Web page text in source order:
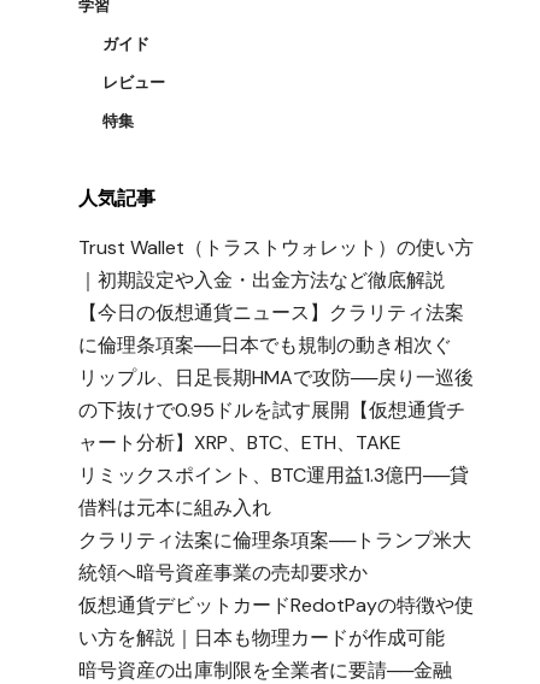
学習
ガイド
レビュー
特集
人気記事
Trust Wallet（トラストウォレット）の使い方
｜初期設定や入金・出金方法など徹底解説
【今日の仮想通貨ニュース】クラリティ法案
に倫理条項案──日本でも規制の動き相次ぐ
リップル、日足長期HMAで攻防──戻り一巡後
の下抜けで0.95ドルを試す展開【仮想通貨チ
ャート分析】XRP、BTC、ETH、TAKE
リミックスポイント、BTC運用益1.3億円──貸
借料は元本に組み入れ
クラリティ法案に倫理条項案──トランプ米大
統領へ暗号資産事業の売却要求か
仮想通貨デビットカードRedotPayの特徴や使
い方を解説｜日本も物理カードが作成可能
暗号資産の出庫制限を全業者に要請──金融